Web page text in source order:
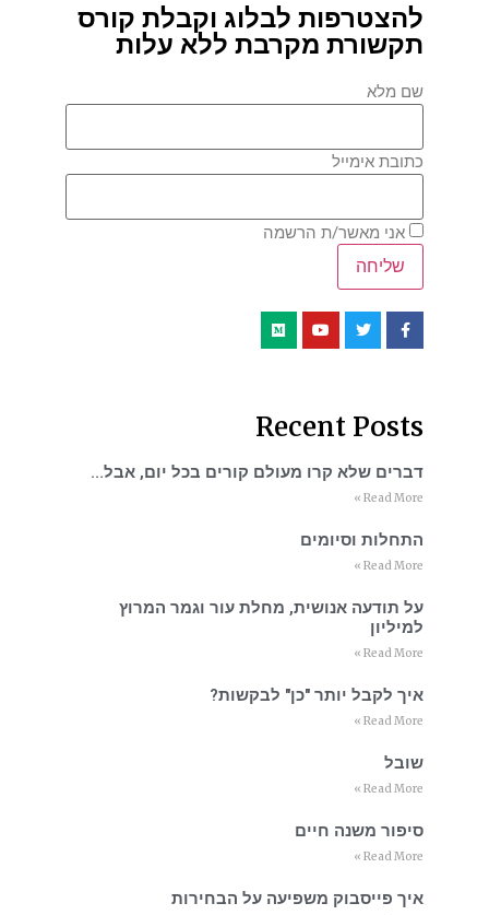
להצטרפות לבלוג וקבלת קורס
תקשורת מקרבת ללא עלות
שם מלא
כתובת אימייל
אני מאשר/ת הרשמה
Recent Posts
דברים שלא קרו מעולם קורים בכל יום, אבל…
Read More »
התחלות וסיומים
Read More »
על תודעה אנושית, מחלת עור וגמר המרוץ
למיליון
Read More »
איך לקבל יותר "כן" לבקשות?
Read More »
שובל
Read More »
סיפור משנה חיים
Read More »
איך פייסבוק משפיעה על הבחירות